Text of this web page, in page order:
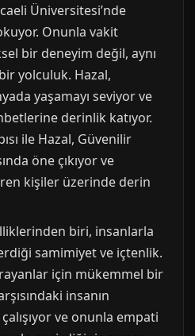
Üniversitesi’nde
Onunla vakit
bir deneyim değil, aynı
yolculuk. Hazal,
yaşamayı seviyor ve
derinlik katıyor.
ile Hazal, Güvenilir
öne çıkıyor ve
kişiler üzerinde derin
biri, insanlarla
samimiyet ve içtenlik.
için mükemmel bir
insanın
ve onunla empati